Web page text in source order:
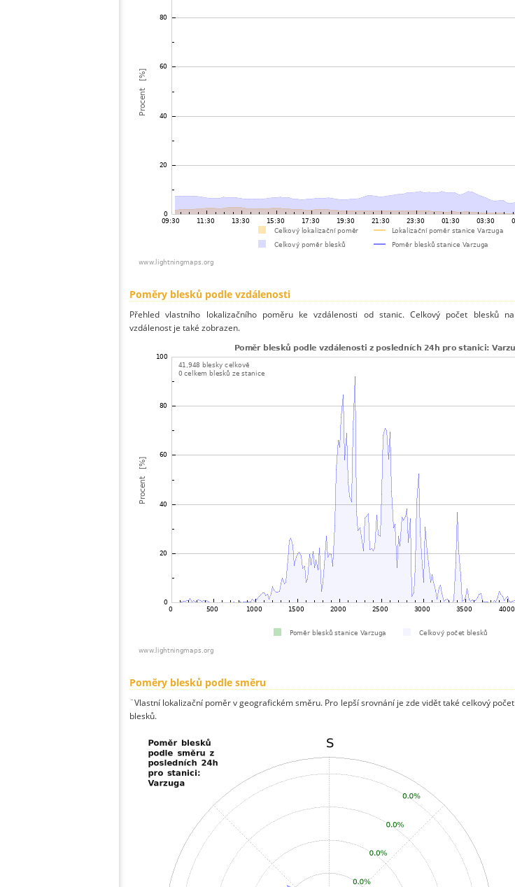
Poměry blesků podle vzdálenosti
Přehled vlastního lokalizačního poměru ke vzdálenosti od stanic. Celkový počet blesků na
vzdálenost je také zobrazen.
Poměry blesků podle směru
¨Vlastní lokalizační poměr v geografickém směru. Pro lepší srovnání je zde vidět také celkový počet
blesků.